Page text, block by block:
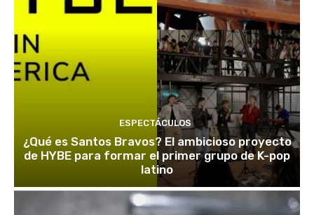
ESPECTÁCULOS
¿Qué es Santos Bravos? El ambicioso proyecto
de HYBE para formar el primer grupo de K-pop
latino